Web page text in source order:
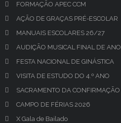
FORMAÇÃO APEC CCM
AÇÃO DE GRAÇAS PRÉ-ESCOLAR
MANUAIS ESCOLARES 26/27
AUDIÇÃO MUSICAL FINAL DE ANO
FESTA NACIONAL DE GINÁSTICA
VISITA DE ESTUDO DO 4.º ANO
SACRAMENTO DA CONFIRMAÇÃO
CAMPO DE FÉRIAS 2026
X Gala de Bailado